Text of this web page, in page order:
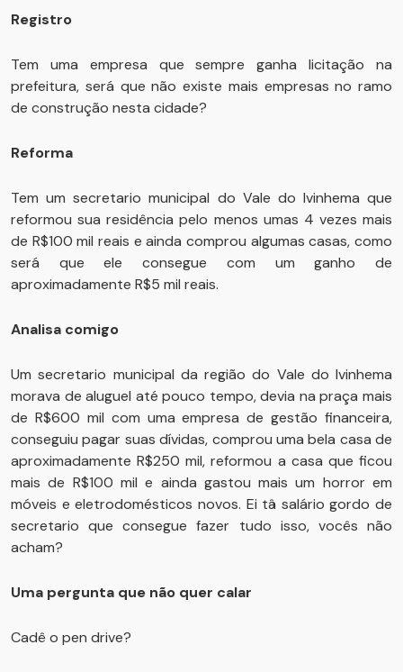
Registro
Tem uma empresa que sempre ganha licitação na
prefeitura, será que não existe mais empresas no ramo
de construção nesta cidade?
Reforma
Tem um secretario municipal do Vale do Ivinhema que
reformou sua residência pelo menos umas 4 vezes mais
de R$100 mil reais e ainda comprou algumas casas, como
será que ele consegue com um ganho de
aproximadamente R$5 mil reais.
Analisa comigo
Um secretario municipal da região do Vale do Ivinhema
morava de aluguel até pouco tempo, devia na praça mais
de R$600 mil com uma empresa de gestão financeira,
conseguiu pagar suas dívidas, comprou uma bela casa de
aproximadamente R$250 mil, reformou a casa que ficou
mais de R$100 mil e ainda gastou mais um horror em
móveis e eletrodomésticos novos. Ei tâ salário gordo de
secretario que consegue fazer tudo isso, vocês não
acham?
Uma pergunta que não quer calar
Cadê o pen drive?